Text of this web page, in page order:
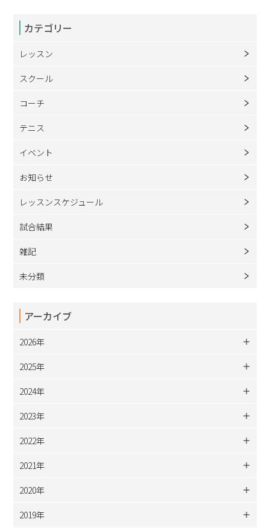
カテゴリー
レッスン
スクール
コーチ
テニス
イベント
お知らせ
レッスンスケジュール
試合結果
雑記
未分類
アーカイブ
2026年
2025年
2024年
2023年
2022年
2021年
2020年
2019年